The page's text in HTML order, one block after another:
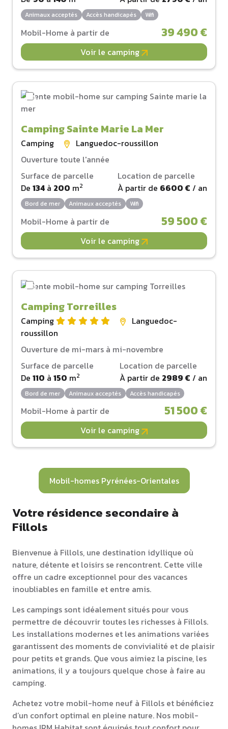
Animaux acceptés Accès handicapés Wifi
Mobil-Home à partir de 39 490 €
Voir le camping
Camping Sainte Marie La Mer
Camping
Languedoc-roussillon
Ouverture toute l'année
Surface de parcelle
De 134 à 200 m2
Location de parcelle
À partir de 6600 € / an
Bord de mer Animaux acceptés Wifi
Mobil-Home à partir de 59 500 €
Voir le camping
Camping Torreilles
Camping
Languedoc-
roussillon
Ouverture de mi-mars à mi-novembre
Surface de parcelle
De 110 à 150 m2
Location de parcelle
À partir de 2989 € / an
Bord de mer Animaux acceptés Accès handicapés
Mobil-Home à partir de 51 500 €
Voir le camping
Mobil-homes Pyrénées-Orientales
Votre résidence secondaire à
Fillols
Bienvenue à Fillols, une destination idyllique où
nature, détente et loisirs se rencontrent. Cette ville
offre un cadre exceptionnel pour des vacances
inoubliables en famille et entre amis.
Les campings sont idéalement situés pour vous
permettre de découvrir toutes les richesses à Fillols.
Les installations modernes et les animations variées
garantissent des moments de convivialité et de plaisir
pour petits et grands. Que vous aimiez la piscine, les
animations, il y a toujours quelque chose à faire au
camping.
Achetez votre mobil-home neuf à Fillols et bénéficiez
d’un confort optimal en pleine nature. Nos mobil-